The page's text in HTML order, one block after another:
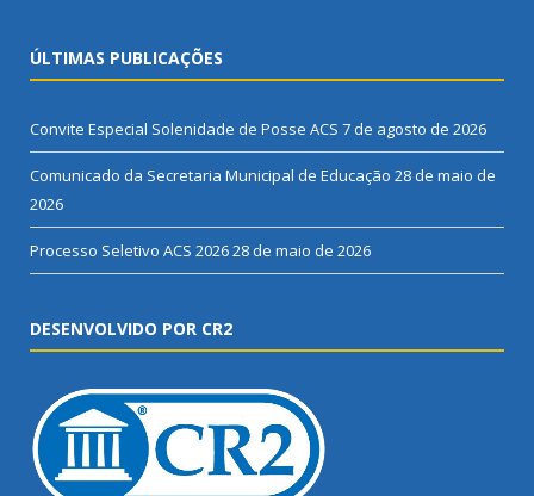
ÚLTIMAS PUBLICAÇÕES
Convite Especial Solenidade de Posse ACS 7 de agosto de 2026
Comunicado da Secretaria Municipal de Educação 28 de maio de
2026
Processo Seletivo ACS 202628 de maio de 2026
DESENVOLVIDO POR CR2